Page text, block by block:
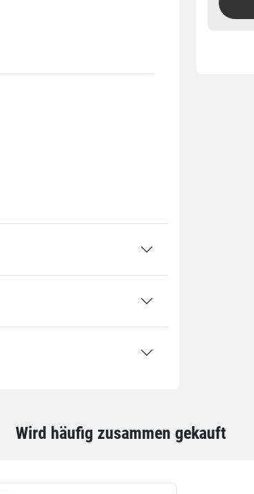
kg
Wird häufig zusammen gekauft